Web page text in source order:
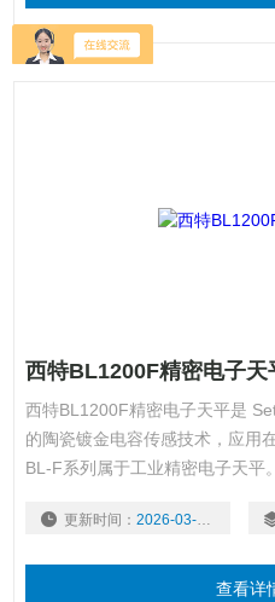
西特BL1200F精密电子天
西特BL1200F精密电子天平是
的陶瓷镀金电容传感技术，应用
BL-F系列属于工业精密电子天平。
更新时间： 2026-03-03
查看详